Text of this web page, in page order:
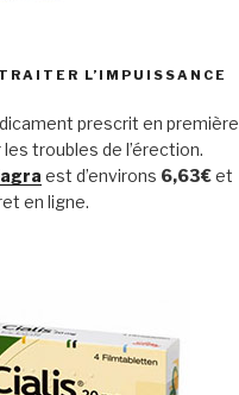
L’IMPUISSANCE
prescrit en première
troubles de l’érection.
est d’environs 6,63€et
en ligne.